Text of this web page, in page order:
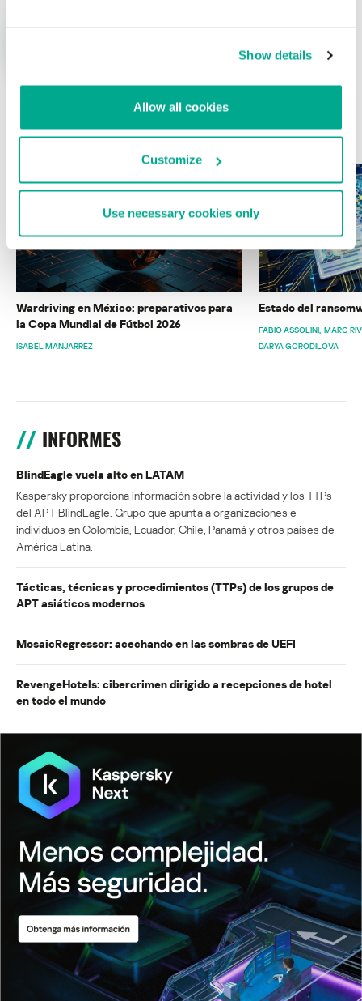
Show details
Allow all cookies
Customize
Use necessary cookies only
ÚLTIMAS PUBLICACIONES
Wardriving en México: preparativos para
la Copa Mundial de Fútbol 2026
ISABEL MANJARREZ
Estado del
FABIO ASSOLINI MARC
DARYA GORODILOVA
INFORMES
BlindEagle vuela alto en LATAM
Kaspersky proporciona información sobre la actividad y los TTPs
del APT BlindEagle. Grupo que apunta a organizaciones e
individuos en Colombia, Ecuador, Chile, Panamá y otros países de
América Latina.
Tácticas, técnicas y procedimientos (TTPs) de los grupos de
APT asiáticos modernos
MosaicRegressor: acechando en las sombras de UEFI
RevengeHotels: cibercrimen dirigido a recepciones de hotel
en todo el mundo